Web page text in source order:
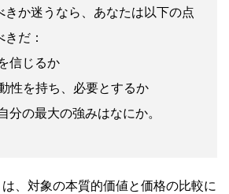
きか迷うなら、あなたは以下の点
だ：
信じるか
性を持ち、必要とするか
分の最大の強みはなにか。
、対象の本質的価値と価格の比較に